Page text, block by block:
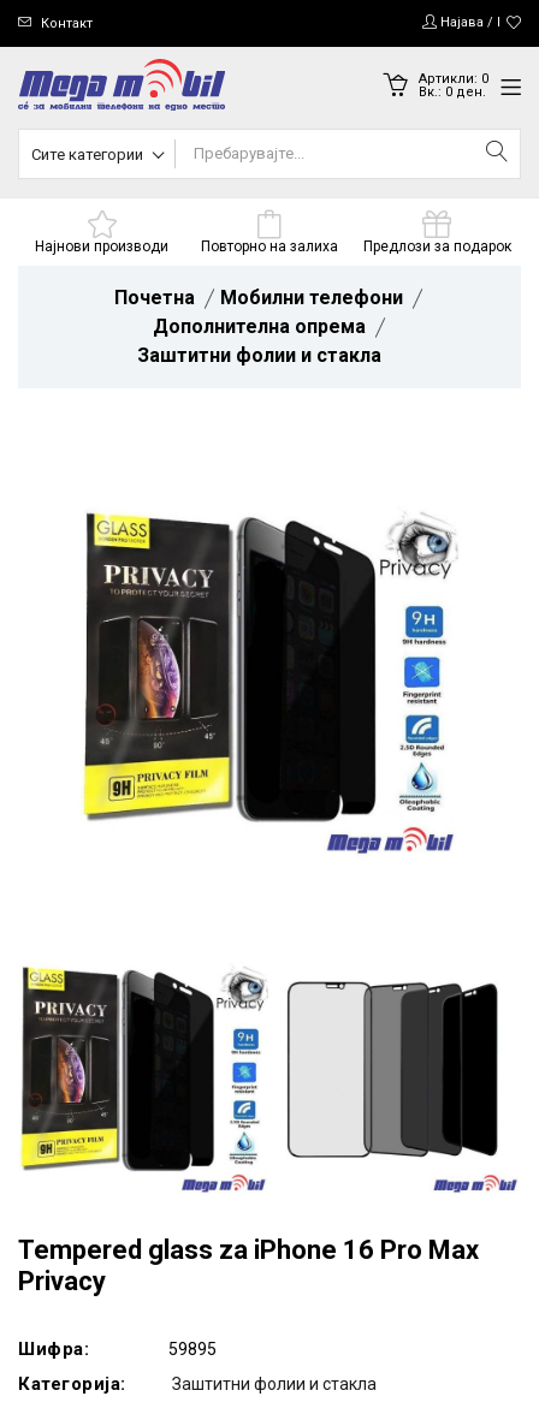
Контакт Најава /
Артикли: 0
Вк.: 0ден.
Сите категории
Најнови производи Повторно на залиха Предлози за подарок
Почетна
Мобилни телефони
Дополнителна опрема
Заштитни фолии и стакла
Tempered glass za iPhone 16 Pro Max
Privacy
Шифра: 59895
Категорија: Заштитни фолии и стакла